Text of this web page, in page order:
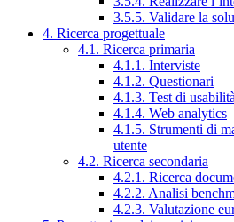
3.5.5. Validare la
4. Ricerca progettuale
4.1. Ricerca primaria
4.1.1. Interviste
4.1.2. Questionari
4.1.3. Test di usabilità
4.1.4. Web analytics
4.1.5. Strumenti di
utente
4.2. Ricerca secondaria
4.2.1. Ricerca
4.2.2. Analisi
4.2.3. Valutazione